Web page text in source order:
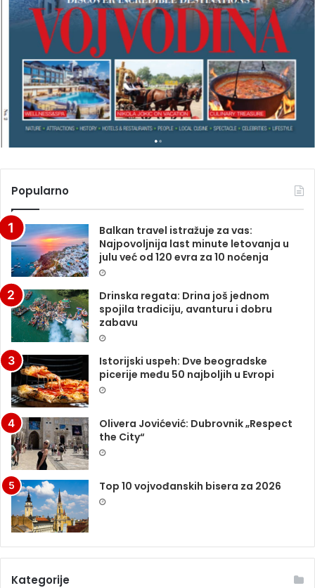
A
Popularno
Balkan travel istražuje za vas:
Najpovoljnija last minute letovanja u
julu već od 120 evra za 10 noćenja
Drinska regata: Drina još jednom
spojila tradiciju, avanturu i dobru
zabavu
Istorijski uspeh: Dve beogradske
picerije među 50 najboljih u Evropi
Olivera Jovićević: Dubrovnik „Respect
the City“
Top 10 vojvođanskih bisera za 2026
Kategorije